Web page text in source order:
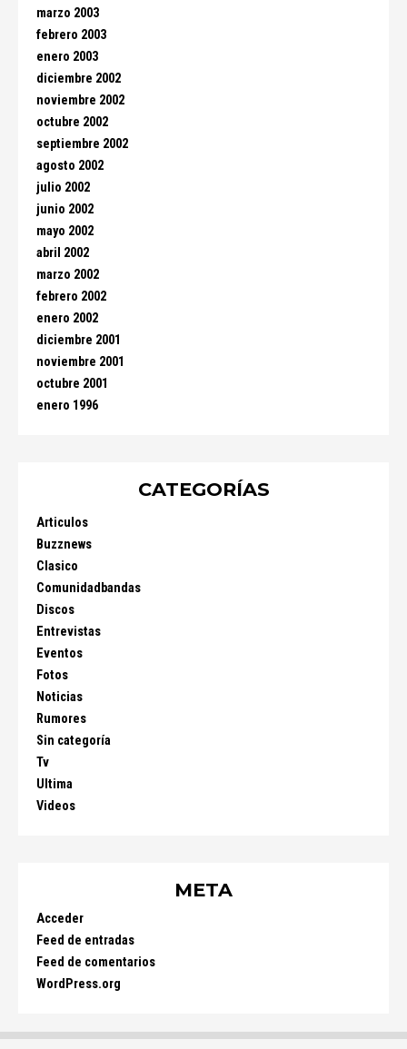
marzo 2003
febrero 2003
enero 2003
diciembre 2002
noviembre 2002
octubre 2002
septiembre 2002
agosto 2002
julio 2002
junio 2002
mayo 2002
abril 2002
marzo 2002
febrero 2002
enero 2002
diciembre 2001
noviembre 2001
octubre 2001
enero 1996
CATEGORÍAS
Articulos
Buzznews
Clasico
Comunidadbandas
Discos
Entrevistas
Eventos
Fotos
Noticias
Rumores
Sin categoría
Tv
Ultima
Videos
META
Acceder
Feed de entradas
Feed de comentarios
WordPress.org